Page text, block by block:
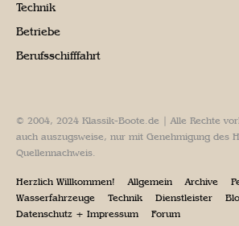
Technik
Betriebe
Berufsschifffahrt
© 2004, 2024 Klassik-Boote.de | Alle Rechte
auch auszugsweise, nur mit Genehmigung des
Quellennachweis.
Herzlich Willkommen! Allgemein Archive
Wasserfahrzeuge
Technik Dienstleister
Datenschutz + Impressum
Forum